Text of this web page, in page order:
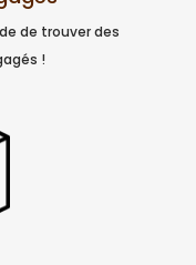
de trouver des
!